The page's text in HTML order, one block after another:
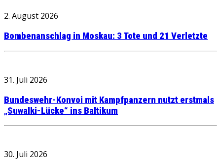
2. August 2026
Bombenanschlag in Moskau: 3 Tote und 21 Verletzte
31. Juli 2026
Bundeswehr-Konvoi mit Kampfpanzern nutzt erstmals
„Suwalki-Lücke“ ins Baltikum
30. Juli 2026